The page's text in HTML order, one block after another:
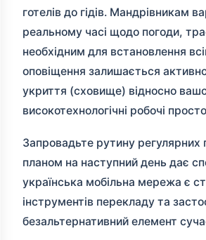
готелів до гідів. Мандрівникам
реальному часі щодо погоди,
необхідним для встановлення
оповіщення залишається
укриття (сховище) відносно
високотехнологічні робочі
Запровадьте рутину
планом на наступний день дає
українська мобільна мережа є
інструментів перекладу та
безальтернативний елемент